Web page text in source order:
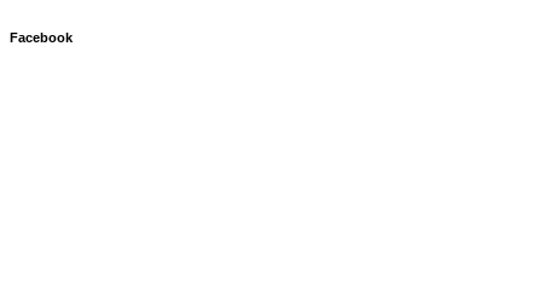
Facebook